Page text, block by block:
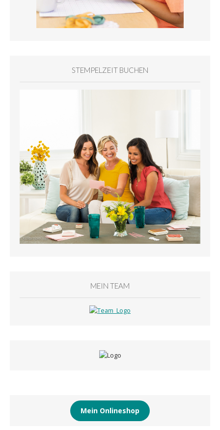
STEMPELZEIT BUCHEN
MEIN TEAM
Mein Onlineshop